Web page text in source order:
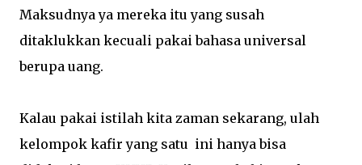
Maksudnya ya mereka itu yang susah
ditaklukkan kecuali pakai bahasa universal
berupa uang.
Kalau pakai istilah kita zaman sekarang, ulah
kelompok kafir yang satu ini hanya bisa